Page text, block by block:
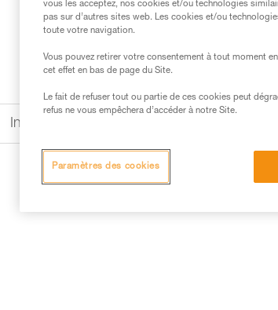
Informations techniques
vous les acceptez, nos cookies et/ou technologies
pas sur d’autres sites web. Les cookies et/ou
toute votre navigation.
Vous pouvez retirer votre consentement à tout moment
cet effet en bas de page du Site.
Le fait de refuser tout ou partie de ces cookies peut
refus ne vous empêchera d’accéder à notre Site.
Paramètres des cookies